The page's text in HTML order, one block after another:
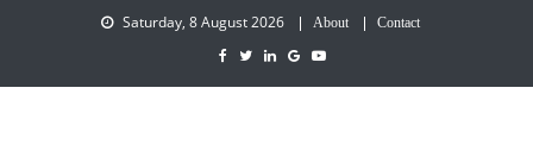
Saturday, 8 August 2026 About Contact